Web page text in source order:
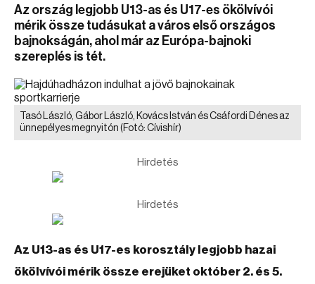
Az ország legjobb U13-as és U17-es ökölvívói
mérik össze tudásukat a város első országos
bajnokságán, ahol már az Európa-bajnoki
szereplés is tét.
Tasó László, Gábor László, Kovács István és Csáfordi Dénes az
ünnepélyes megnyitón (Fotó: Cívishír)
Hirdetés
Hirdetés
Az U13-as és U17-es korosztály legjobb hazai
ökölvívói mérik össze erejüket október 2. és 5.